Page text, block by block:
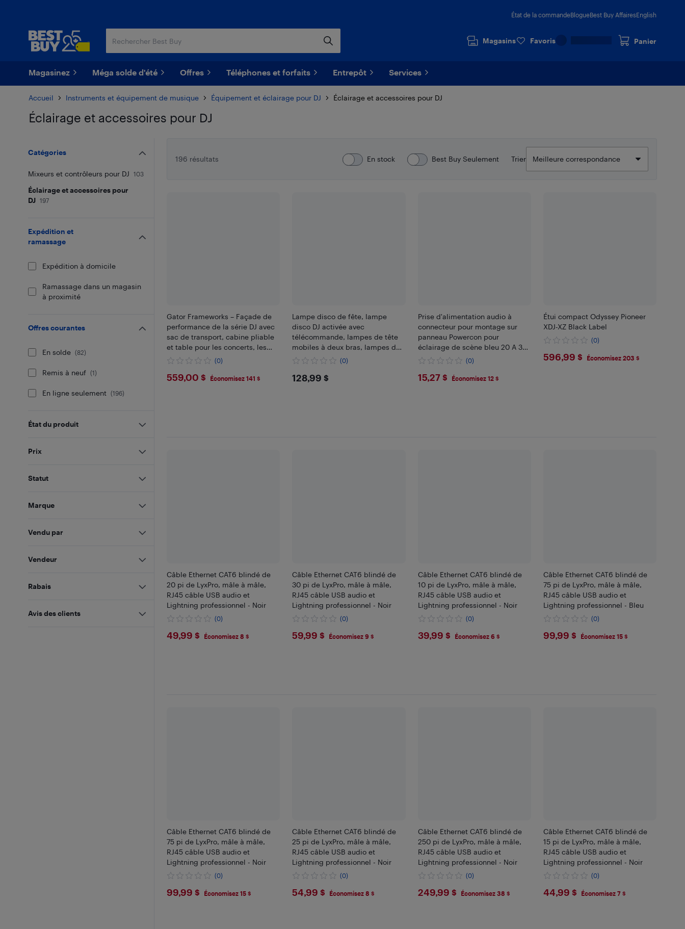
État de la commandeBlogueBest Buy AffairesEnglish
Magasins Favoris Panier
Magasinez Méga solde d'été Offres Téléphones et forfaits Entrepôt Services
Accueil Instruments et équipement de musique Équipement et éclairage pour DJ Éclairage et accessoires pour DJ
Éclairage et accessoires pour DJ
196 résultats
En stock Best Buy Seulement Trier
Gator Frameworks – Façade de
performance de la série DJ avec
sac de transport, cabine pliable
et table pour les concerts, les
fêtes et les rassemblements, 44
DJFACADE)
(0)
$559
559,00 $ Économisez 141 $
Lampe disco de fête, lampe
disco DJ activée avec
télécommande, lampes de tête
mobiles à deux bras, lampes de
scène RVBB pour Party Concert
(0)
$128.99
128,99 $
Prise d'alimentation audio à
connecteur pour montage sur
panneau Powercon pour
éclairage de scène bleu 20 A 3
250 V
(0)
$15.27
15,27 $ Économisez 12 $
Étui compact Odyssey Pioneer
XDJ-XZ Black Label
(0)
$596.99
596,99 $ Économisez 203 $
Câble Ethernet CAT6 blindé de
20 pi de LyxPro, mâle à mâle,
RJ45 câble USB audio et
Lightning professionnel - Noir
(0)
$49.99
49,99 $ Économisez 8 $
Câble Ethernet CAT6 blindé de
30 pi de LyxPro, mâle à mâle,
RJ45 câble USB audio et
Lightning professionnel - Noir
(0)
$59.99
59,99 $ Économisez 9 $
Câble Ethernet CAT6 blindé de
10 pi de LyxPro, mâle à mâle,
RJ45 câble USB audio et
Lightning professionnel - Noir
(0)
$39.99
39,99 $ Économisez 6 $
Câble Ethernet CAT6 blindé de
75 pi de LyxPro, mâle à mâle,
RJ45 câble USB audio et
Lightning professionnel - Bleu
(0)
$99.99
99,99 $ Économisez 15 $
Câble Ethernet CAT6 blindé de
75 pi de LyxPro, mâle à mâle,
RJ45 câble USB audio et
Lightning professionnel - Noir
(0)
$99.99
99,99 $ Économisez 15 $
Câble Ethernet CAT6 blindé de
25 pi de LyxPro, mâle à mâle,
RJ45 câble USB audio et
Lightning professionnel - Noir
(0)
$54.99
54,99 $ Économisez 8 $
Câble Ethernet CAT6 blindé de
250 pi de LyxPro, mâle à mâle,
RJ45 câble USB audio et
Lightning professionnel - Noir
(0)
$249.99
249,99 $ Économisez 38 $
Câble Ethernet CAT6 blindé de
15 pi de LyxPro, mâle à mâle,
RJ45 câble USB audio et
Lightning professionnel - Noir
(0)
$44.99
44,99 $ Économisez 7 $
Catégories
Mixeurs et contrôleurs pour DJ 103
Éclairage et accessoires pour
DJ
197
Expédition et
ramassage
Expédition à domicile
Ramassage dans un magasin
à proximité
Offres courantes
En solde (82)
Remis à neuf (1)
En ligne seulement (196)
État du produit
Prix
Statut
Marque
Vendu par
Vendeur
Rabais
Avis des clients